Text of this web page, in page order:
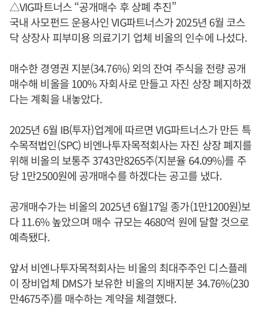
△VIG파트너스 “공개매수 후 상폐 추진”
국내 사모펀드 운용사인 VIG파트너스가 2025년 6월 코스
닥 상장사 피부미용 의료기기 업체 비올의 인수에 나섰다.
매수한 경영권 지분(34.76%) 외의 잔여 주식을 전량 공개
매수해 비올을 100% 자회사로 만들고 자진 상장 폐지하겠
다는 계획을 내놓았다.
2025년 6월 IB(투자)업계에 따르면 VIG파트너스가 만든 특
수목적법인(SPC) 비엔나투자목적회사는 자진 상장 폐지를
위해 비올의 보통주 3743만8265주(지분율 64.09%)를 주
당 1만2500원에 공개매수를 하겠다는 공고를 냈다.
공개매수가는 비올의 2025년 6월17일 종가(1만1200원)보
다 11.6% 높았으며 매수 규모는 4680억 원에 달할 것으로
예측됐다.
앞서 비엔나투자목적회사는 비올의 최대주주인 디스플레
이 장비업체 DMS가 보유한 비올의 지배지분 34.76%(230
만4675주)를 매수하는 계약을 체결했다.